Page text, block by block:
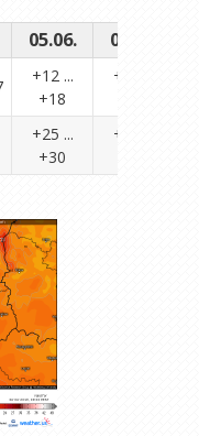
05.06. 06.06.
+12 ...
+18
+15 ...
+25 ...
+30
+26 ...